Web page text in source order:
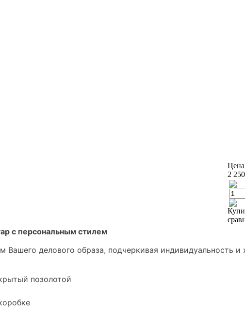
2
с персональным стилем
делового образа, подчеркивая индивидуальность и
позолотой